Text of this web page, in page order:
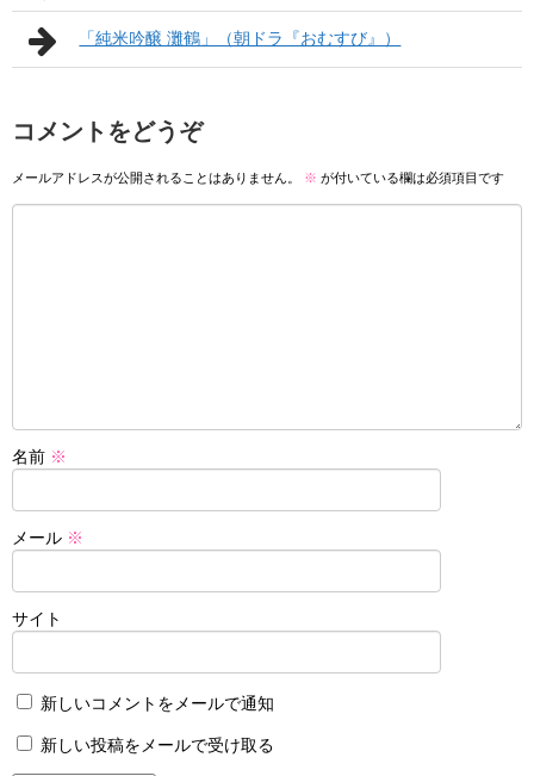
「純米吟醸 灘鶴」（朝ドラ『おむすび』）
コメントをどうぞ
メールアドレスが公開されることはありません。 ※ が付いている欄は必須項目です
名前 ※
メール ※
サイト
新しいコメントをメールで通知
新しい投稿をメールで受け取る